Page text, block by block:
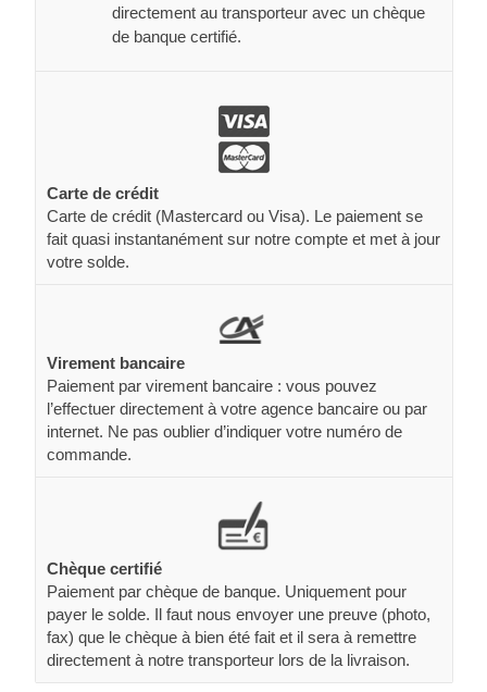
directement au transporteur avec un chèque
de banque certifié.
Carte de crédit
Carte de crédit (Mastercard ou Visa). Le paiement se
fait quasi instantanément sur notre compte et met à jour
votre solde.
Virement bancaire
Paiement par virement bancaire : vous pouvez
l’effectuer directement à votre agence bancaire ou par
internet. Ne pas oublier d’indiquer votre numéro de
commande.
Chèque certifié
Paiement par chèque de banque. Uniquement pour
payer le solde. Il faut nous envoyer une preuve (photo,
fax) que le chèque à bien été fait et il sera à remettre
directement à notre transporteur lors de la livraison.